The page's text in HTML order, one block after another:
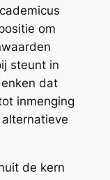
om
steunt in
dat
inmenging
de kern